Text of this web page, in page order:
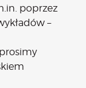
poprzez
–